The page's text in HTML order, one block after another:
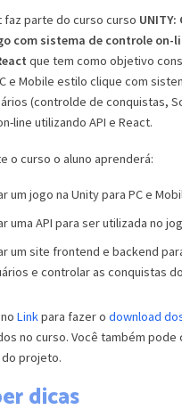
faz parte do curso curso
com sistema de controle on-
que tem como objetivo
e Mobile estilo clique com
(controlde de conquistas,
line utilizando API e React.
o curso o aluno aprenderá:
um jogo na Unity para PC e
uma API para ser utilizada no
um site frontend e backend
e controlar as conquistas
Linkpara fazer o download
no curso. Você também pode
do projeto.
dicas